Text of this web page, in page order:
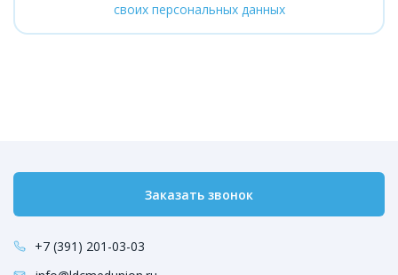
своих персональных данных
Заказать звонок
+7 (391) 201-03-03